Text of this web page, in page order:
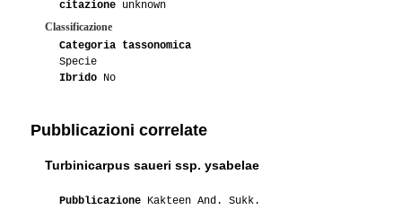
citazione unknown
Classificazione
Categoria tassonomica
Specie
Ibrido No
Pubblicazioni correlate
Turbinicarpus saueri ssp. ysabelae
Pubblicazione Kakteen And. Sukk.